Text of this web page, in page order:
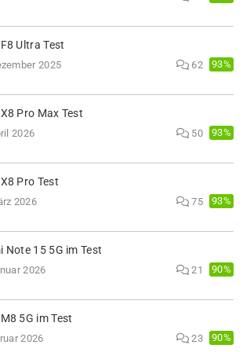
Ultra Test
2025 62 93%
Pro Max Test
2026 50 93%
Pro Test
2026 75 93%
Note 15 5G im Test
2026 21 90%
5G im Test
2026 23 90%